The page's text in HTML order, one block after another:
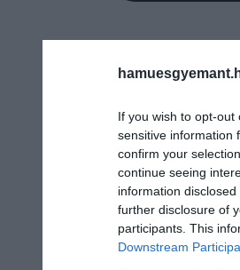
If you wish to opt-
sensitive information
confirm your
continue seeing
information
further disclosure of
participants. This
Downstream